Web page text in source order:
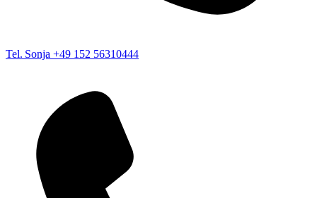
Tel. Sonja +49 152 56310444